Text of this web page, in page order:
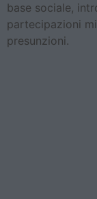
base sociale,
partecipazioni
presunzioni.